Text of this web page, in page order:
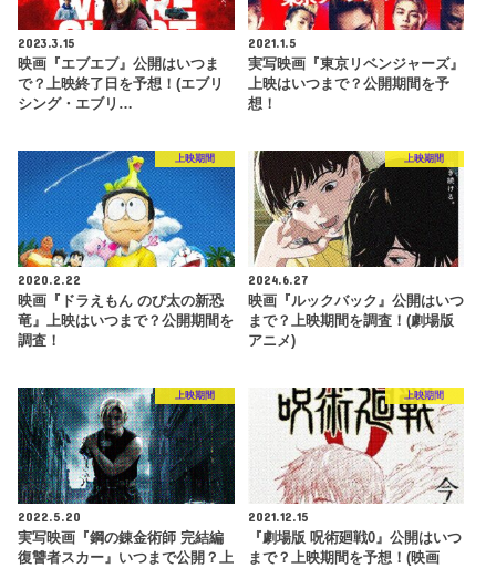
2023.3.15
映画『エブエブ』公開はいつま
で？上映終了日を予想！(エブリ
シング・エブリ…
2021.1.5
実写映画『東京リベンジャーズ』
上映はいつまで？公開期間を予
想！
上映期間
2020.2.22
映画『ドラえもん のび太の新恐
竜』上映はいつまで？公開期間を
調査！
上映期間
2024.6.27
映画『ルックバック』公開はいつ
まで？上映期間を調査！(劇場版
アニメ)
上映期間
2022.5.20
実写映画『鋼の錬金術師 完結編
復讐者スカー』いつまで公開？上
上映期間
2021.12.15
『劇場版 呪術廻戦0』公開はいつ
まで？上映期間を予想！(映画